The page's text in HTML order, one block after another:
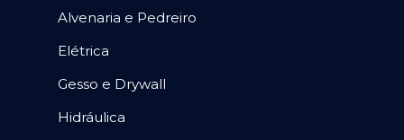
Alvenaria e Pedreiro
Elétrica
Gesso e Drywall
Hidráulica